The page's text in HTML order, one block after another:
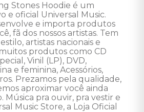
Stones Hoodie é um
e oficial Universal Music.
e importa produtos
fã dos nossos artistas. Tem
artistas nacionais e
produtos como CD
Vinil (LP), DVD,
e feminina, Acessórios,
Prezamos pela qualidade,
aproximar você ainda
Música pra ouvir, pra vestir e
Music Store, a Loja Oficial